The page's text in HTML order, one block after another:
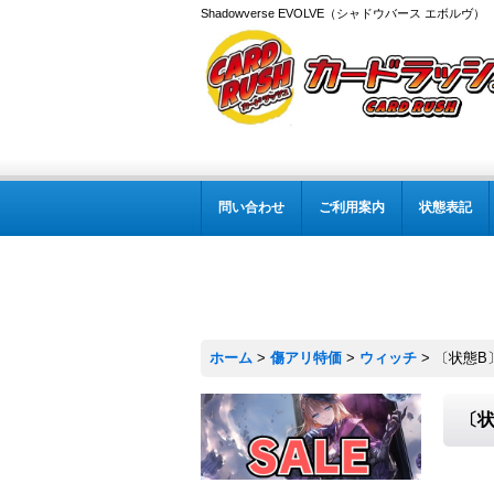
Shadowverse EVOLVE（シャドウバース エボルヴ
問い合わせ ご利用案内 状態表記
ホーム > 傷アリ特価 > ウィッチ > 〔状態
〔